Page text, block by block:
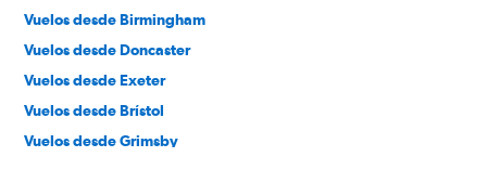
Vuelos desde Birmingham
Vuelos desde Doncaster
Vuelos desde Exeter
Vuelos desde Brístol
Vuelos desde Grimsby